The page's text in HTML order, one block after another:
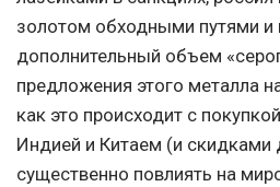
золотом обходными путями и
дополнительный объем
предложения этого металла
как это происходит с
Индией и Китаем (и скидками
существенно повлиять на